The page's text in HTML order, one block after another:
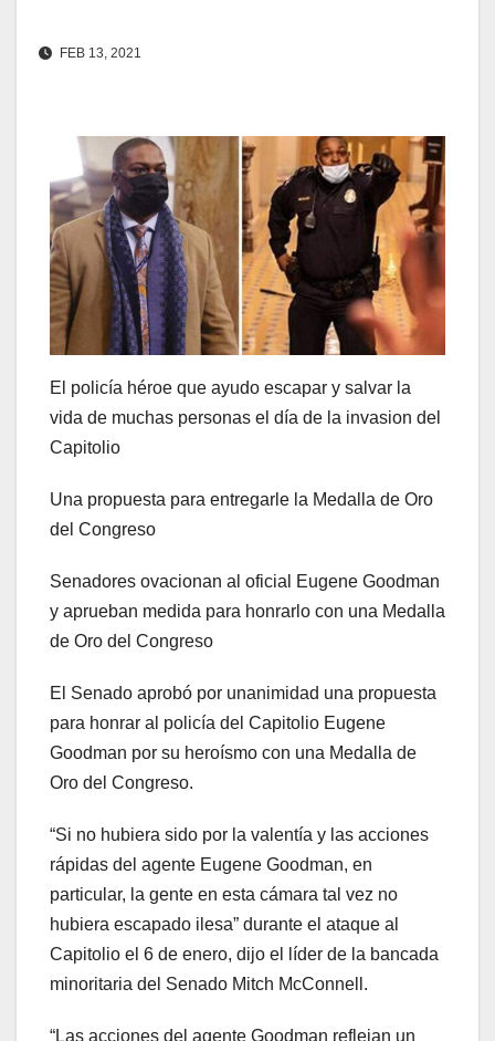
FEB 13, 2021
El policía héroe que ayudo escapar y salvar la
vida de muchas personas el día de la invasion del
Capitolio
Una propuesta para entregarle la Medalla de Oro
del Congreso
Senadores ovacionan al oficial Eugene Goodman
y aprueban medida para honrarlo con una Medalla
de Oro del Congreso
El Senado aprobó por unanimidad una propuesta
para honrar al policía del Capitolio Eugene
Goodman por su heroísmo con una Medalla de
Oro del Congreso.
“Si no hubiera sido por la valentía y las acciones
rápidas del agente Eugene Goodman, en
particular, la gente en esta cámara tal vez no
hubiera escapado ilesa” durante el ataque al
Capitolio el 6 de enero, dijo el líder de la bancada
minoritaria del Senado Mitch McConnell.
“Las acciones del agente Goodman reflejan un